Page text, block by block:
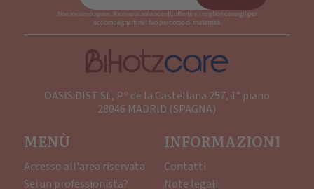
Non inviamo spam. Riceverai solo sconti, offerte e i migliori consigli per
accompagnarti nel tuo percorso di maternità.
OASIS DIST SL, P.º de la Castellana 257, 1° piano
28046 MADRID (SPAGNA)
MENÙ
Accesso all'area riservata
Sei un professionista?
INFORMAZIONI
Contatti
Note legali